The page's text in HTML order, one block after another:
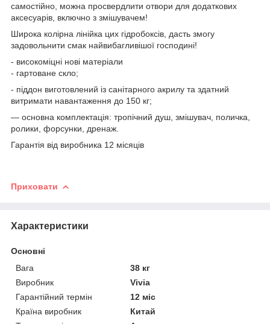
самостійно, можна просвердлити отвори для додаткових
аксесуарів, включно з змішувачем!
Широка колірна лінійка цих гідробоксів, дасть змогу
задовольнити смак найвибагливішої господині!
- високоміцні нові матеріали
- гартоване скло;
- піддон виготовлений із санітарного акрилу та здатний
витримати навантаження до 150 кг;
— основна комплектація: тропічний душ, змішувач, поличка,
ролики, форсунки, дренаж.
Гарантія від виробника 12 місяців
Приховати
Характеристики
Основні
Вага
38 кг
Виробник
Vivia
Гарантійний термін
12 міс
Країна виробник
Китай